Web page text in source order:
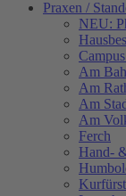
Praxen /
NEU:
Am
Am
Am
Am
Ferch
Hand-